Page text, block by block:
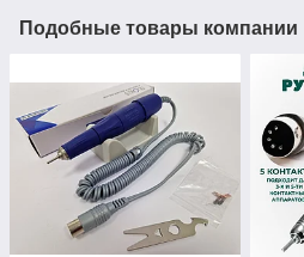
Подобные товары компании